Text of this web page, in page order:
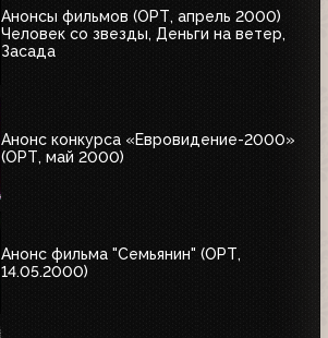
Анонсы фильмов (ОРТ, апрель 2000)
Человек со звезды, Деньги на ветер,
Засада
Анонс конкурса «Евровидение-2000»
(ОРТ, май 2000)
Анонс фильма "Семьянин" (ОРТ,
14.05.2000)